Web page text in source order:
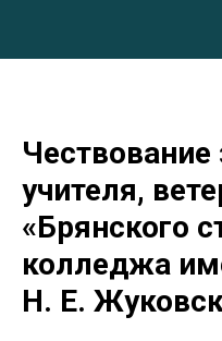
учителя,
«Брянского
колледжа
Н. Е.